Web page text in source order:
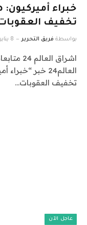
خبراء
تخفيف
بواسطة فريق التحرير 8 يناير، 2025
اشراق
العالم24 خبر
تخفيف العقوبات…
عاجل الآن